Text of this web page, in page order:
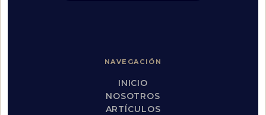
NAVEGACIÓN
INICIO
NOSOTROS
ARTÍCULOS